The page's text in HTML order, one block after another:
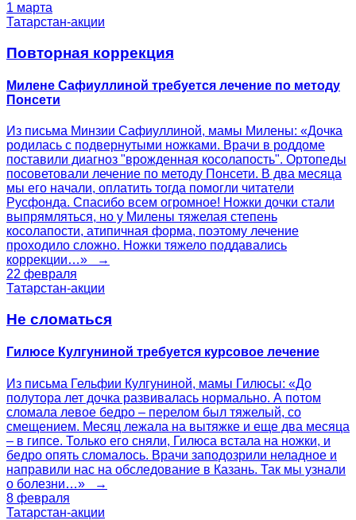
1 марта
Татарстан-акции
Повторная коррекция
Милене Сафиуллиной требуется лечение по методу
Понсети
Из письма Минзии Сафиуллиной, мамы Милены: «Дочка
родилась с подвернутыми ножками. Врачи в роддоме
поставили диагноз "врожденная косолапость". Ортопеды
посоветовали лечение по методу Понсети. В два месяца
мы его начали, оплатить тогда помогли читатели
Русфонда. Спасибо всем огромное! Ножки дочки стали
выпрямляться, но у Милены тяжелая степень
косолапости, атипичная форма, поэтому лечение
проходило сложно. Ножки тяжело поддавались
коррекции…» →
22 февраля
Татарстан-акции
Не сломаться
Гилюсе Кулгуниной требуется курсовое лечение
Из письма Гельфии Кулгуниной, мамы Гилюсы: «До
полутора лет дочка развивалась нормально. А потом
сломала левое бедро – перелом был тяжелый, со
смещением. Месяц лежала на вытяжке и еще два месяца
– в гипсе. Только его сняли, Гилюса встала на ножки, и
бедро опять сломалось. Врачи заподозрили неладное и
направили нас на обследование в Казань. Так мы узнали
о болезни…» →
8 февраля
Татарстан-акции